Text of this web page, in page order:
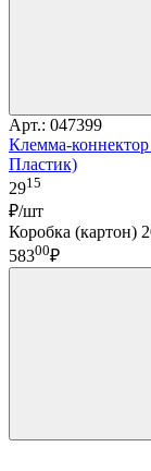
Арт.: 047399
Клемма-
Пластик)
2915
₽/шт
Коробка (картон)
58300₽